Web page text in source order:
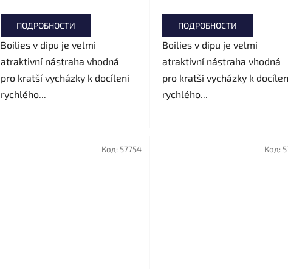
ПОДРОБНОСТИ
Boilies v dipu je velmi
atraktivní nástraha vhodná
pro kratší vycházky k docílení
rychlého...
ПОДРОБНОСТИ
Boilies v dipu je velmi
atraktivní nástraha vhodná
pro kratší vycházky k
rychlého...
Код: 57754 Код: